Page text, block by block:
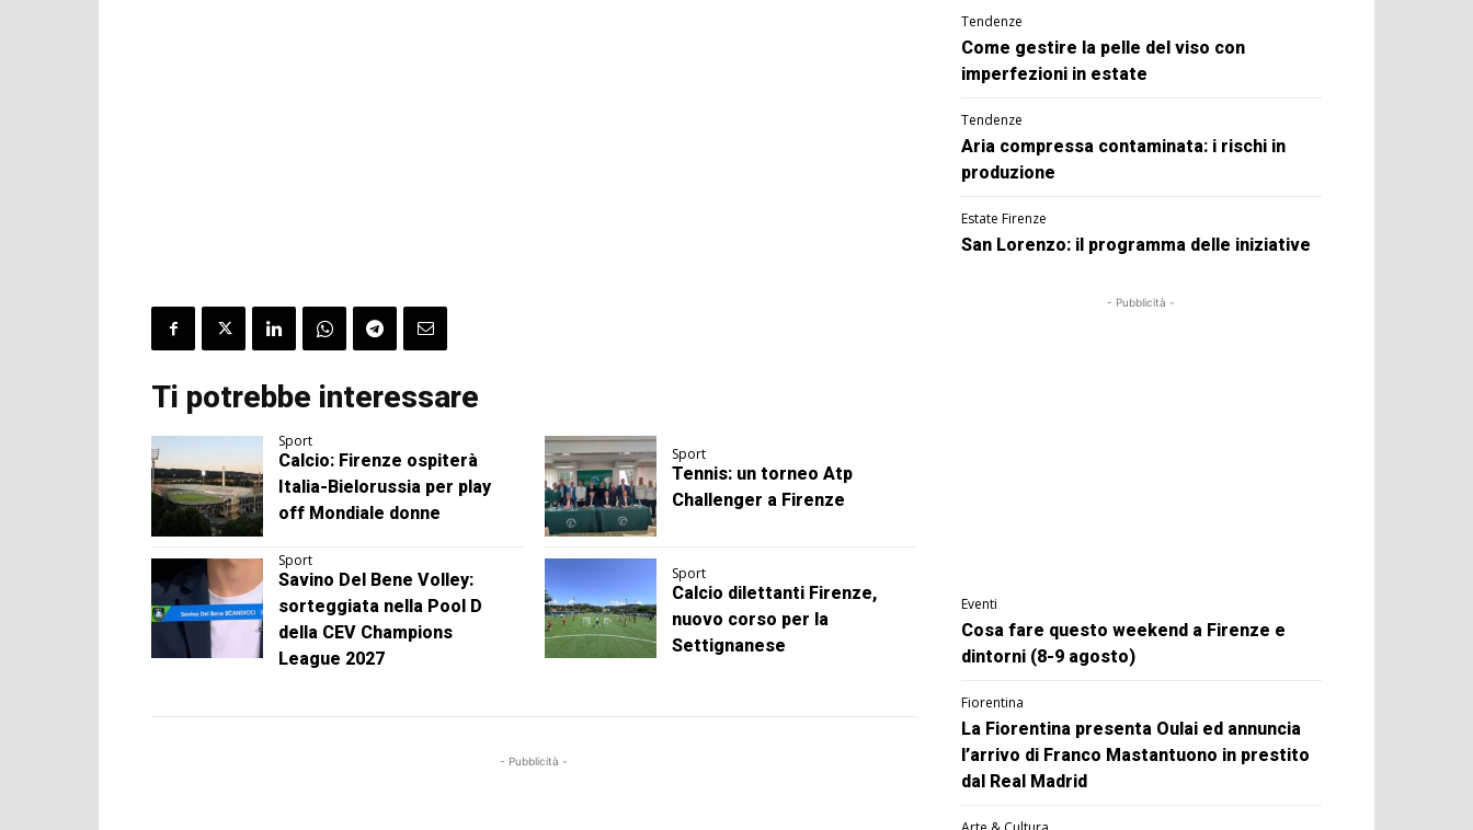
Ti potrebbe interessare
Sport
Calcio: Firenze ospiterà
Italia-Bielorussia per play
off Mondiale donne
Sport
Tennis: un torneo Atp
Challenger a Firenze
Sport
Savino Del Bene Volley:
sorteggiata nella Pool D
della CEV Champions
League 2027
Sport
Calcio dilettanti Firenze,
nuovo corso per la
Settignanese
- Pubblicità -
Tendenze
Come gestire la pelle del viso con
imperfezioni in estate
Tendenze
Aria compressa contaminata: i rischi in
produzione
Estate Firenze
San Lorenzo: il programma delle iniziative
- Pubblicità -
Eventi
Cosa fare questo weekend a Firenze e
dintorni (8-9 agosto)
Fiorentina
La Fiorentina presenta Oulai ed annuncia
l’arrivo di Franco Mastantuono in prestito
dal Real Madrid